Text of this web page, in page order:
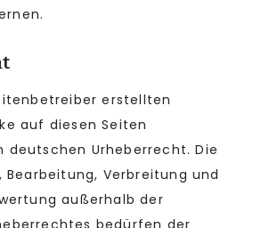
erstellten
auf diesen Seiten
deutschen Urheberrecht. Die
Verbreitung und
außerhalb der